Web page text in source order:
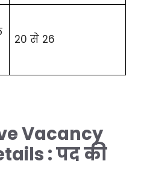
20 से 26
Vacancy
: पद की